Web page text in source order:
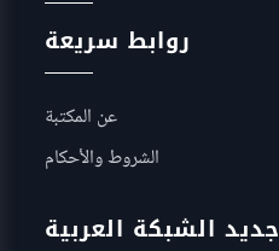
روابط سريعة
عن المكتبة
الشروط والأحكام
جديد الشبكة العربية